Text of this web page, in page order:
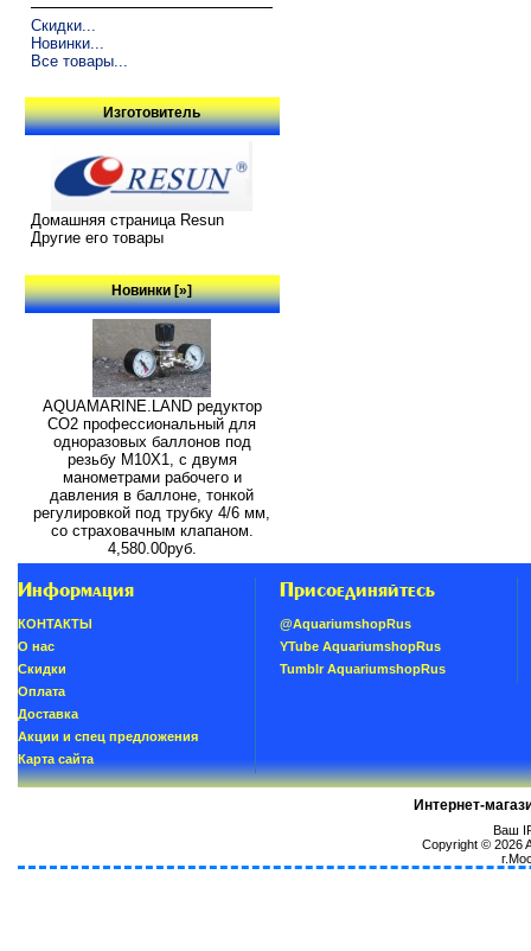
Скидки...
Новинки...
Все товары...
Изготовитель
Домашняя страница Resun
Другие его товары
Новинки [»]
AQUAMARINE.LAND редуктор
СО2 профессиональный для
одноразовых баллонов под
резьбу M10X1, с двумя
манометрами рабочего и
давления в баллоне, тонкой
регулировкой под трубку 4/6 мм,
со страховачным клапаном.
4,580.00руб.
Информация
КОНТАКТЫ
О нас
Скидки
Oплатa
Доставка
Акции и спец предложения
Карта сайта
Присоединяйтесь
@AquariumshopRus
YTube AquariumshopRus
Tumblr AquariumshopRus
Интернет-
Ваш
Copyright © 2026